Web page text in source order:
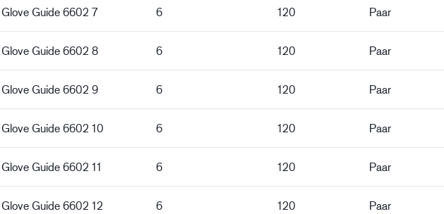
Glove Guide 6602 7 6 120 Paar
Glove Guide 6602 8 6 120 Paar
Glove Guide 6602 9 6 120 Paar
Glove Guide 6602 10 6 120 Paar
Glove Guide 6602 11 6 120 Paar
Glove Guide 6602 12 6 120 Paar